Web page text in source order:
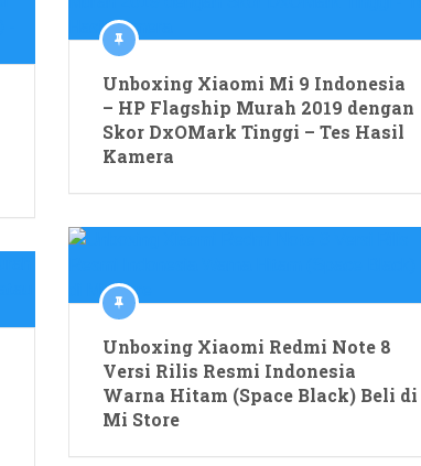
Unboxing Xiaomi Mi 9 Indonesia
– HP Flagship Murah 2019 dengan
Skor DxOMark Tinggi – Tes Hasil
Kamera
Unboxing Xiaomi Redmi Note 8
Versi Rilis Resmi Indonesia
Warna Hitam (Space Black) Beli di
Mi Store